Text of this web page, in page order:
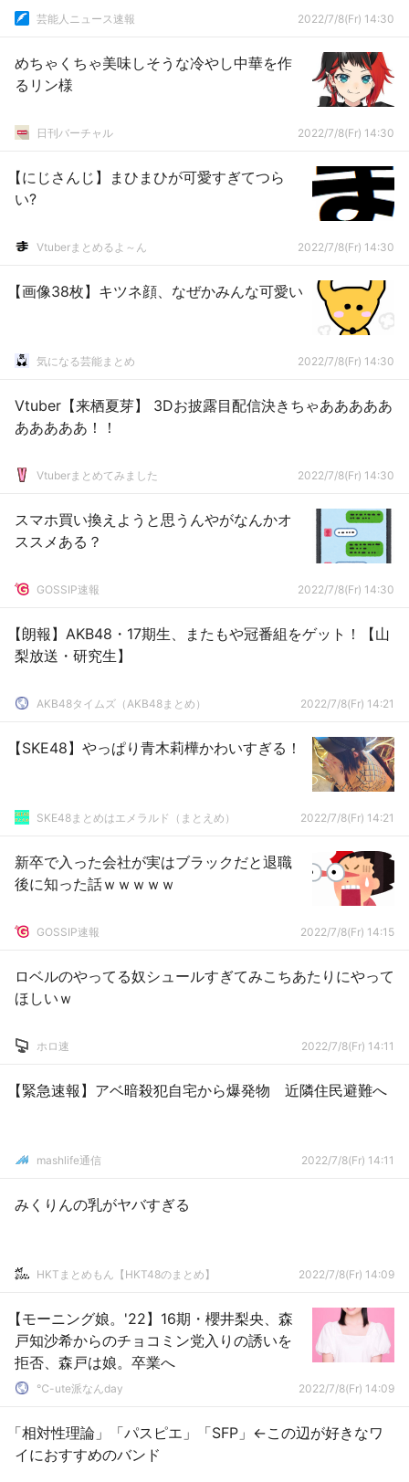
芸能人ニュース速報 2022/7/8(Fr) 14:30
めちゃくちゃ美味しそうな冷やし中華を作
るリン様
日刊バーチャル 2022/7/8(Fr) 14:30
【にじさんじ】まひまひが可愛すぎてつら
い?
Vtuberまとめるよ～ん 2022/7/8(Fr) 14:30
【画像38枚】キツネ顔、なぜかみんな可愛い
気になる芸能まとめ 2022/7/8(Fr) 14:30
Vtuber【来栖夏芽】 3Dお披露目配信決きちゃあああああ
あああああ！！
Vtuberまとめてみました 2022/7/8(Fr) 14:30
スマホ買い換えようと思うんやがなんかオ
ススメある？
GOSSIP速報 2022/7/8(Fr) 14:30
【朗報】AKB48・17期生、またもや冠番組をゲット！【山
梨放送・研究生】
AKB48タイムズ（AKB48まとめ） 2022/7/8(Fr) 14:21
【SKE48】やっぱり青木莉樺かわいすぎる！
SKE48まとめはエメラルド（まとえめ） 2022/7/8(Fr) 14:21
新卒で入った会社が実はブラックだと退職
後に知った話ｗｗｗｗｗ
GOSSIP速報 2022/7/8(Fr) 14:15
ロベルのやってる奴シュールすぎてみこちあたりにやって
ほしいｗ
ホロ速 2022/7/8(Fr) 14:11
【緊急速報】アベ暗殺犯自宅から爆発物 近隣住民避難へ
mashlife通信 2022/7/8(Fr) 14:11
みくりんの乳がヤバすぎる
HKTまとめもん【HKT48のまとめ】 2022/7/8(Fr) 14:09
【モーニング娘。'22】16期・櫻井梨央、森
戸知沙希からのチョコミン党入りの誘いを
拒否、森戸は娘。卒業へ
℃-ute派なんday 2022/7/8(Fr) 14:09
「相対性理論」「パスピエ」「SFP」←この辺が好きなワ
イにおすすめのバンド